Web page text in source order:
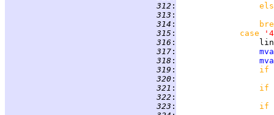
312 :
313 :
314 :
315 : case
316 :
317 :
318 :
319 :
if
320 :
321 :
if
322 :
323 :
if